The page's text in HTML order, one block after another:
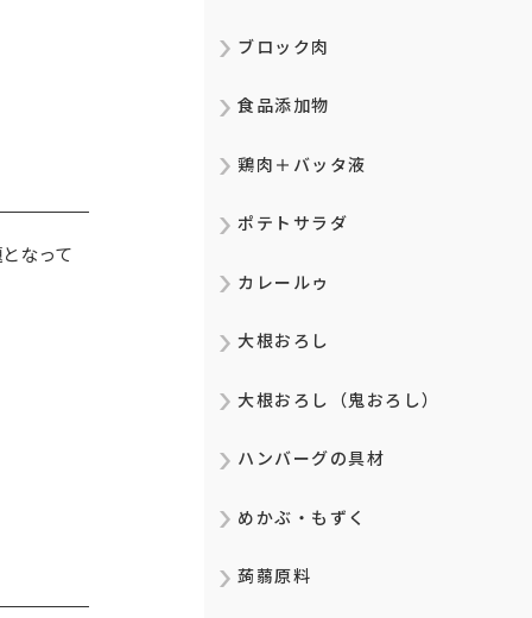
なって
ブロック肉
食品添加物
鶏肉＋バッタ液
ポテトサラダ
カレールゥ
大根おろし
大根おろし（鬼おろし）
ハンバーグの具材
めかぶ・もずく
蒟蒻原料